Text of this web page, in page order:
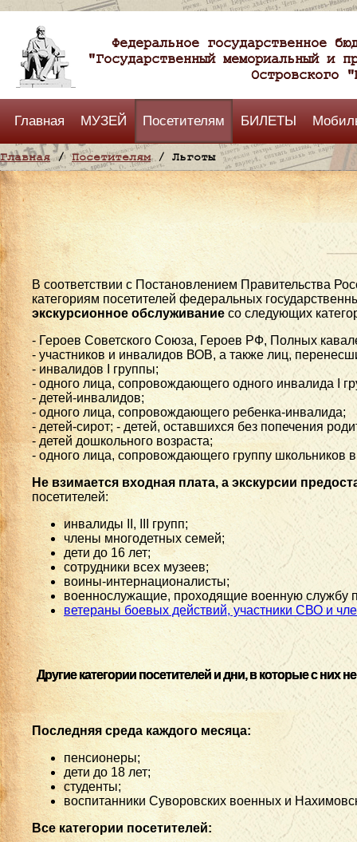
Федеральное государственное
"Государственный мемориальный и
Островского
Главная МУЗЕЙ Посетителям БИЛЕТЫ
Главная/Посетителям/ Льготы
В соответствии с Постановлением Правительства
категориям посетителей федеральных
экскурсионное обслуживание со следующих
- Героев Советского Союза, Героев РФ, Полных
- участников и инвалидов ВОВ, а также лиц,
- инвалидов I группы;
- одного лица, сопровождающего одного инвалида I
- детей-инвалидов;
- одного лица, сопровождающего ребенка-инвалида;
- детей-сирот; - детей, оставшихся без попечения
- детей дошкольного возраста;
- одного лица, сопровождающего группу школьников
Не взимается входная плата, а экскурсии
посетителей:
инвалиды II, III групп;
члены многодетных семей;
дети до 16 лет;
сотрудники всех музеев;
воины-интернационалисты;
военнослужащие, проходящие военную службу
ветераны боевых действий, участники СВО и
Другие категории посетителей и дни, в которые с них
Последняя среда каждого месяца:
пенсионеры;
дети до 18 лет;
студенты;
воспитанники Суворовских военных и
Все категории посетителей: